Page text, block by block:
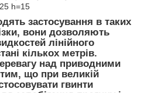
h=15
застосування в таких
вони дозволяють
лінійного
кількох метрів.
над приводними
що при великій
гвинти